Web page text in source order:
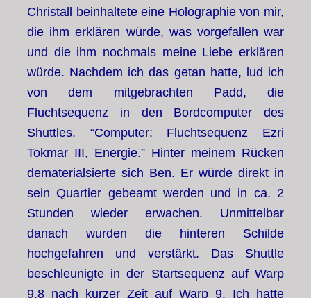
Christall beinhaltete eine Holographie von mir,
die ihm erklären würde, was vorgefallen war
und die ihm nochmals meine Liebe erklären
würde. Nachdem ich das getan hatte, lud ich
von dem mitgebrachten Padd, die
Fluchtsequenz in den Bordcomputer des
Shuttles. “Computer: Fluchtsequenz Ezri
Tokmar III, Energie.” Hinter meinem Rücken
dematerialsierte sich Ben. Er würde direkt in
sein Quartier gebeamt werden und in ca. 2
Stunden wieder erwachen. Unmittelbar
danach wurden die hinteren Schilde
hochgefahren und verstärkt. Das Shuttle
beschleunigte in der Startsequenz auf Warp
9,8 nach kurzer Zeit auf Warp 9. Ich hatte